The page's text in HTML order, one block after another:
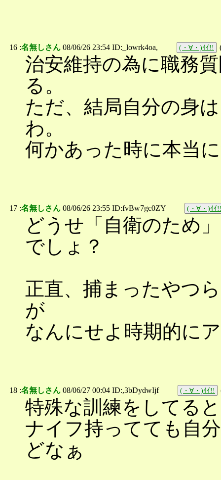
16 :名無しさん 08/06/26 23:54 ID:_lowrk4oa, (・∀・)ｲｲ!!
治安維持の為に職務
る。
ただ、結局自分の身
わ。
何かあった時に本当
17 :名無しさん 08/06/26 23:55 ID:fvBw7gc0ZY (・∀・)ｲｲ
どうせ「自衛のため
でしょ？
正直、捕まったやつ
が
なんにせよ時期的に
18 :名無しさん 08/06/27 00:04 ID:,3bDydwIjf (・∀・)ｲｲ!!
特殊な訓練をしてる
ナイフ持ってても自
どなぁ